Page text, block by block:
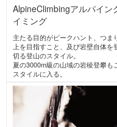
MY BOTTLE PLUS
+
マイボトルプラス
Japan
フレ